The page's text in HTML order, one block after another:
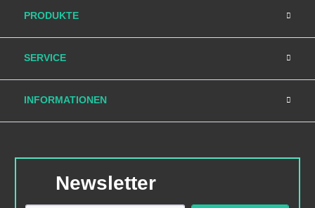
PRODUKTE
SERVICE
INFORMATIONEN
Newsletter